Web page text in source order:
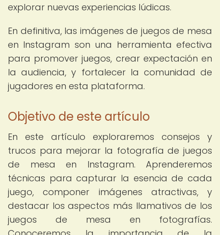
explorar nuevas experiencias lúdicas.
En definitiva, las imágenes de juegos de mesa
en Instagram son una herramienta efectiva
para promover juegos, crear expectación en
la audiencia, y fortalecer la comunidad de
jugadores en esta plataforma.
Objetivo de este artículo
En este artículo exploraremos consejos y
trucos para mejorar la fotografía de juegos
de mesa en Instagram. Aprenderemos
técnicas para capturar la esencia de cada
juego, componer imágenes atractivas, y
destacar los aspectos más llamativos de los
juegos de mesa en fotografías.